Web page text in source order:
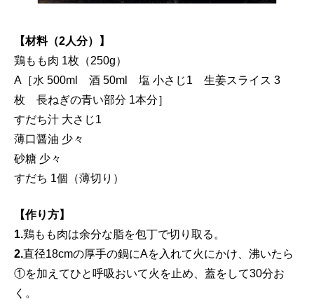
【材料（2人分）】
鶏もも肉 1枚（250g）
A［水 500ml 酒 50ml 塩 小さじ1 生姜スライス 3
枚 長ねぎの青い部分 1本分］
すだち汁 大さじ1
薄口醤油 少々
砂糖 少々
すだち 1個（薄切り）
【作り方】
1.鶏もも肉は余分な脂を包丁で切り取る。
2.直径18cmの厚手の鍋にAを入れて火にかけ、沸いたら
①を加えてひと呼吸おいて火を止め、蓋をして30分お
く。